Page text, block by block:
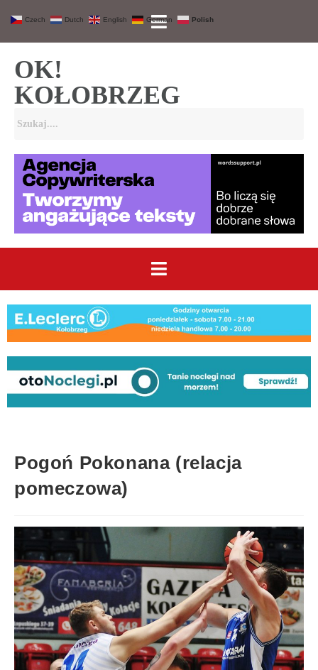
OK!
KOŁOBRZEG
Pogoń Pokonana (relacja
pomeczowa)
Czech Dutch English German Polish